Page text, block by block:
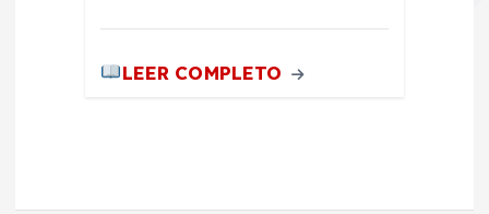
LEER COMPLETO